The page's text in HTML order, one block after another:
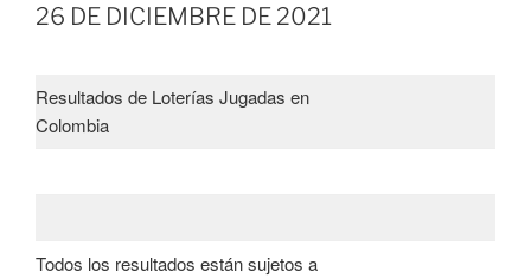
26 DE DICIEMBRE DE 2021
Resultados de Loterías Jugadas en
Colombia
Todos los resultados están sujetos a